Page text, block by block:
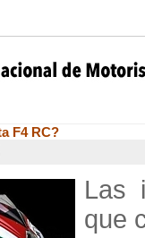
F4 RC?
Las
que